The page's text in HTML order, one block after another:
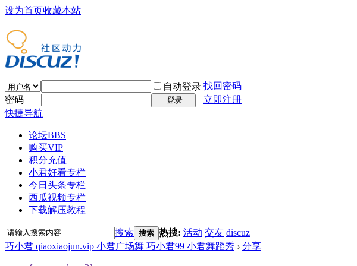
设为首页收藏本站
自动登录 找回密码
密码
登录
立即注册
快捷导航
论坛BBS
购买VIP
积分充值
小君好看专栏
今日头条专栏
西瓜视频专栏
下载解压教程
搜索 搜索 热搜: 活动 交友 discuz
巧小君 qiaoxiaojun.vip 小君广场舞 巧小君99 小君舞蹈秀 › 分享